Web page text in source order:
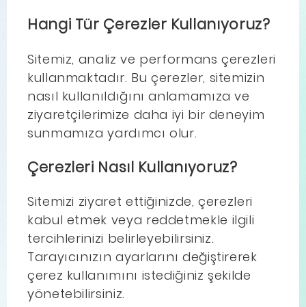
Hangi Tür Çerezler Kullanıyoruz?
Sitemiz, analiz ve performans çerezleri
kullanmaktadır. Bu çerezler, sitemizin
nasıl kullanıldığını anlamamıza ve
ziyaretçilerimize daha iyi bir deneyim
sunmamıza yardımcı olur.
Çerezleri Nasıl Kullanıyoruz?
Sitemizi ziyaret ettiğinizde, çerezleri
kabul etmek veya reddetmekle ilgili
tercihlerinizi belirleyebilirsiniz.
Tarayıcınızın ayarlarını değiştirerek
çerez kullanımını istediğiniz şekilde
yönetebilirsiniz.